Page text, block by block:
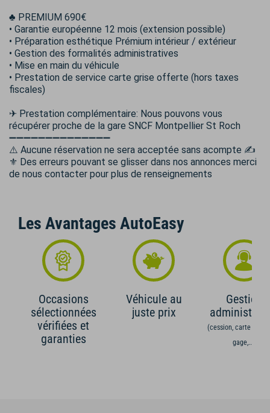
♣️ PREMIUM 690€
• Garantie européenne 12 mois (extension possible)
• Préparation esthétique Prémium intérieur / extérieur
• Gestion des formalités administratives
• Mise en main du véhicule
• Prestation de service carte grise offerte (hors taxes
fiscales)
✈ Prestation complémentaire: Nous pouvons vous
récupérer proche de la gare SNCF Montpellier St Roch
➖➖➖➖➖➖➖➖➖➖➖➖➖➖
⚠️ Aucune réservation ne sera acceptée sans acompte ✍
⚜️ Des erreurs pouvant se glisser dans nos annonces merci
de nous contacter pour plus de renseignements
Les Avantages AutoEasy
Occasions
sélectionnées
vérifiées et
garanties
Véhicule au
juste prix
Gestion
(cession, carte grise,
gage,...)